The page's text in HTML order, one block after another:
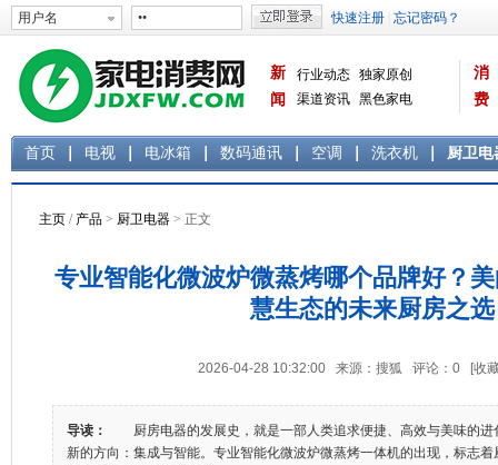
新
闻
行业动态 独家原创
渠道资讯 黑色家电
消
费
首页 电视 电冰箱 数码通讯 空调 洗衣机 厨卫电
主页 / 产品 > 厨卫电器 > 正文
专业智能化微波炉微蒸烤哪个品牌好？
慧生态的未来厨房之选
2026-04-28 10:32:00 来源：搜狐 评论： 0 [收
导读：
厨房电器的发展史，就是一部人类追求便捷、高效与美味的进
新的方向：集成与智能。专业智能化微波炉微蒸烤一体机的出现，标志